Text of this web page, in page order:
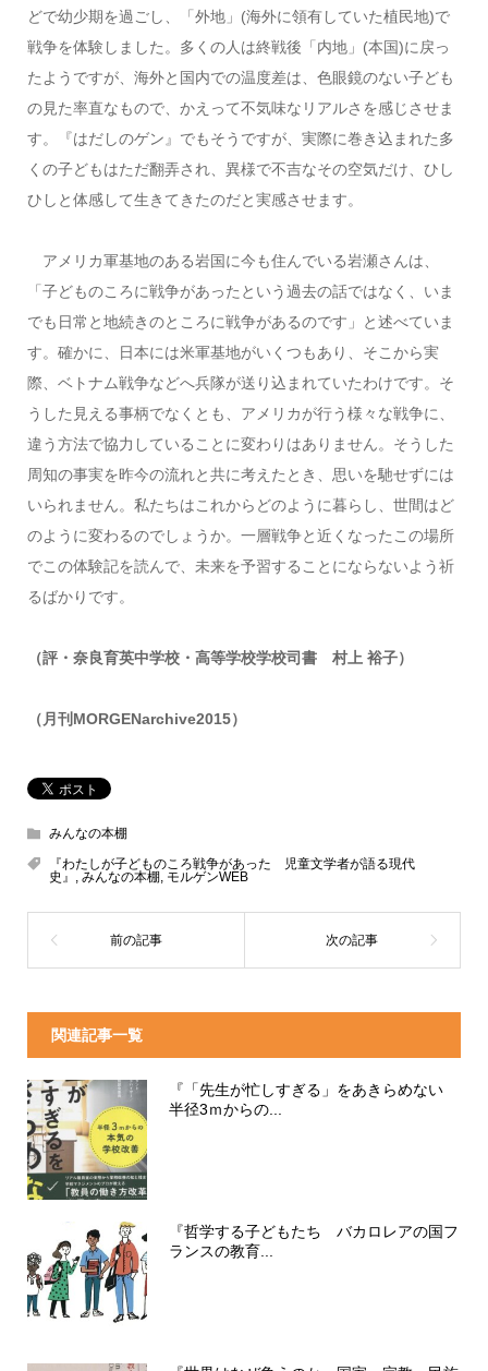
どで幼少期を過ごし、「外地」(海外に領有していた植民地)で
戦争を体験しました。多くの人は終戦後「内地」(本国)に戻っ
たようですが、海外と国内での温度差は、色眼鏡のない子ども
の見た率直なもので、かえって不気味なリアルさを感じさせま
す。『はだしのゲン』でもそうですが、実際に巻き込まれた多
くの子どもはただ翻弄され、異様で不吉なその空気だけ、ひし
ひしと体感して生きてきたのだと実感させます。
アメリカ軍基地のある岩国に今も住んでいる岩瀬さんは、
「子どものころに戦争があったという過去の話ではなく、いま
でも日常と地続きのところに戦争があるのです」と述べていま
す。確かに、日本には米軍基地がいくつもあり、そこから実
際、ベトナム戦争などへ兵隊が送り込まれていたわけです。そ
うした見える事柄でなくとも、アメリカが行う様々な戦争に、
違う方法で協力していることに変わりはありません。そうした
周知の事実を昨今の流れと共に考えたとき、思いを馳せずには
いられません。私たちはこれからどのように暮らし、世間はど
のように変わるのでしょうか。一層戦争と近くなったこの場所
でこの体験記を読んで、未来を予習することにならないよう祈
るばかりです。
（評・奈良育英中学校・高等学校学校司書 村上 裕子）
（月刊MORGENarchive2015）
みんなの本棚
『わたしが子どものころ戦争があった 児童文学者が語る現代
史』
みんなの本棚, モルゲンWEB
関連記事一覧
『「先生が忙しすぎる」をあきらめない
半径3ｍからの...
『哲学する子どもたち バカロレアの国フ
ランスの教育...